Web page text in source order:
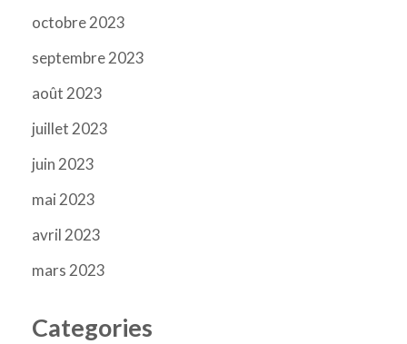
octobre 2023
septembre 2023
août 2023
juillet 2023
juin 2023
mai 2023
avril 2023
mars 2023
Categories